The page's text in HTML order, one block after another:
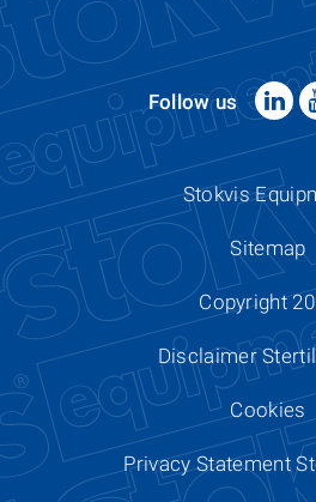
Follow us
Stokvis
Sitemap
Copyright
Disclaimer
Cookies
Privacy Statement